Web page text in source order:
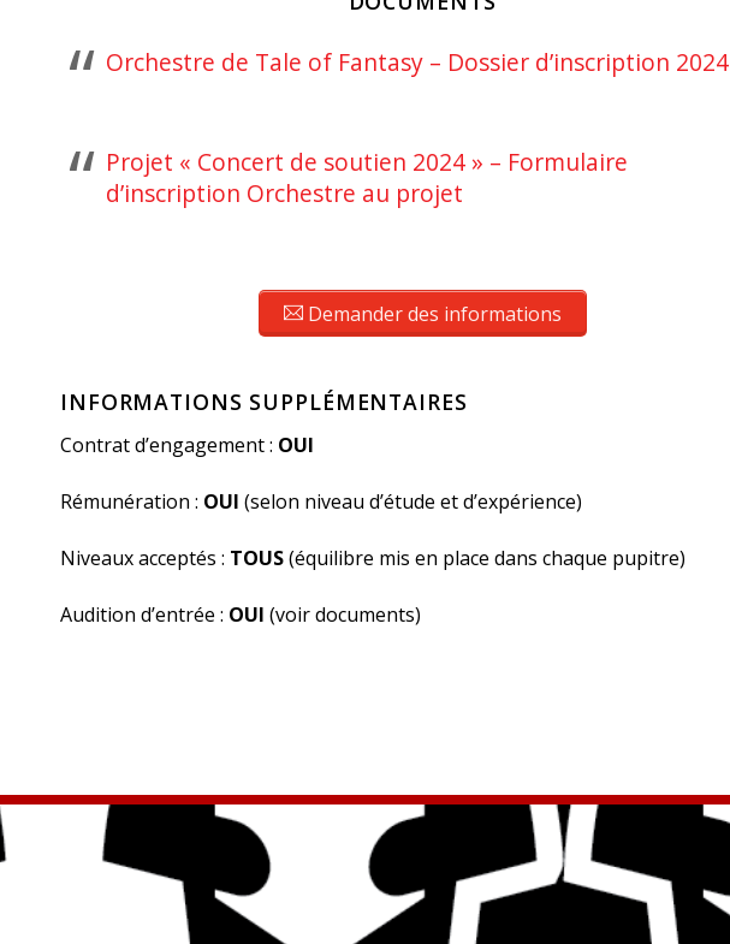
Orchestre de Tale of Fantasy – Dossier d’inscription 2024
Projet « Concert de soutien 2024 » – Formulaire
d’inscription Orchestre au projet
Demander des informations
INFORMATIONS SUPPLÉMENTAIRES
Contrat d’engagement : OUI
Rémunération : OUI (selon niveau d’étude et d’expérience)
Niveaux acceptés : TOUS(équilibre mis en place dans chaque pupitre)
Audition d’entrée : OUI (voir documents)